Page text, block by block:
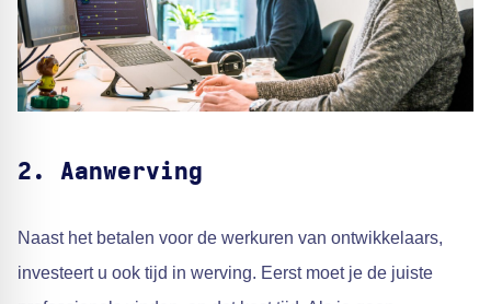
2. Aanwerving
Naast het betalen voor de werkuren van ontwikkelaars,
investeert u ook tijd in werving. Eerst moet je de juiste